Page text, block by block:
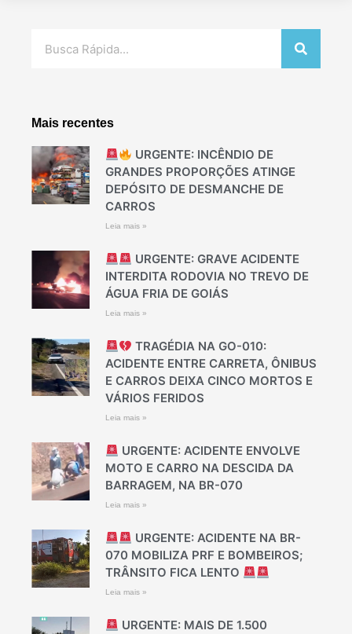
Mais recentes
URGENTE: INCÊNDIO DE
GRANDES PROPORÇÕES ATINGE
DEPÓSITO DE DESMANCHE DE
CARROS
Leia mais »
URGENTE: GRAVE ACIDENTE
INTERDITA RODOVIA NO TREVO DE
ÁGUA FRIA DE GOIÁS
Leia mais »
TRAGÉDIA NA GO-010:
ACIDENTE ENTRE CARRETA, ÔNIBUS
E CARROS DEIXA CINCO MORTOS E
VÁRIOS FERIDOS
Leia mais »
URGENTE: ACIDENTE ENVOLVE
MOTO E CARRO NA DESCIDA DA
BARRAGEM, NA BR-070
Leia mais »
URGENTE: ACIDENTE NA BR-
070 MOBILIZA PRF E BOMBEIROS;
TRÂNSITO FICA LENTO
Leia mais »
URGENTE: MAIS DE 1.500